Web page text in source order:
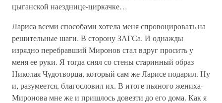
цыганской наезднице-циркачке…
Лариса всеми способами хотела меня спровоцировать на
решительные шаги. В сторону ЗАГСа. И однажды
изрядно перебравший Миронов стал вдруг просить у
меня ее руки. Я тогда снял со стены старинный образ
Николая Чудотворца, который сам же Ларисе подарил. Ну
и, разумеется, благословил их. В итоге пьяного жениха-
Миронова мне же и пришлось довезти до его дома. Как я